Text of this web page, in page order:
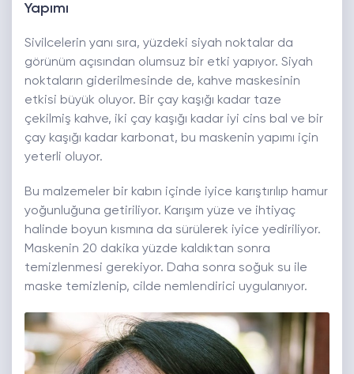
Yapımı
Sivilcelerin yanı sıra, yüzdeki siyah noktalar da
görünüm açısından olumsuz bir etki yapıyor. Siyah
noktaların giderilmesinde de, kahve maskesinin
etkisi büyük oluyor. Bir çay kaşığı kadar taze
çekilmiş kahve, iki çay kaşığı kadar iyi cins bal ve bir
çay kaşığı kadar karbonat, bu maskenin yapımı için
yeterli oluyor.
Bu malzemeler bir kabın içinde iyice karıştırılıp hamur
yoğunluğuna getiriliyor. Karışım yüze ve ihtiyaç
halinde boyun kısmına da sürülerek iyice yediriliyor.
Maskenin 20 dakika yüzde kaldıktan sonra
temizlenmesi gerekiyor. Daha sonra soğuk su ile
maske temizlenip, cilde nemlendirici uygulanıyor.